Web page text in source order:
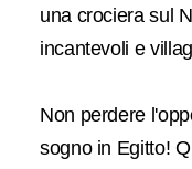
una crociera sul
incantevoli e
Non perdere
sogno in Egitto!